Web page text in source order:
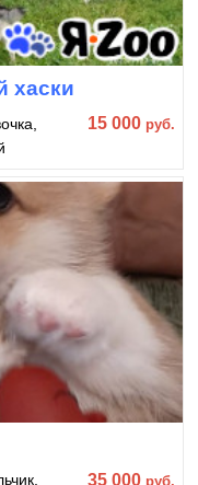
хаски
15 000 руб.
35 000 руб.